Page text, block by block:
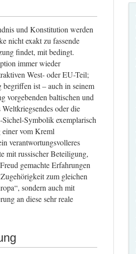
und Konstitution werden
nicht exakt zu fassende
findet, mit bedingt.
immer wieder
West- oder EU-Teil;
ist – auch in seinem
vorgebenden baltischen und
oder die
Symbolik exemplarisch
einer vom Kreml
verantwortungsvolleres
mit russischer Beteiligung,
gemachte Erfahrungen
zum gleichen
sondern auch mit
an diese sehr reale